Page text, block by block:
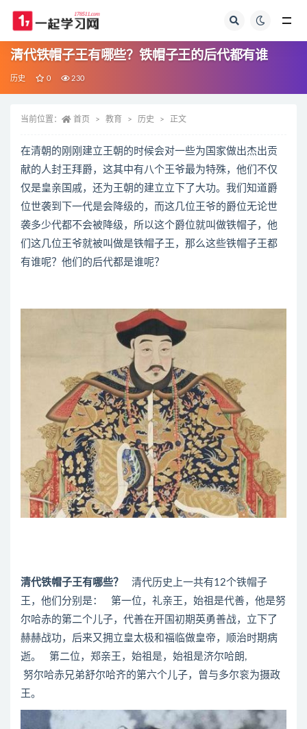
清代铁帽子王有哪些？铁帽子王的后代都有谁
历史 0 230
当前位置： 首页 教育 历史 正文
在清朝的刚刚建立王朝的时候会对一些为国家做出杰出贡
献的人封王拜爵，这其中有八个王爷最为特殊，他们不仅
仅是皇亲国戚，还为王朝的建立立下了大功。我们知道爵
位世袭到下一代是会降级的，而这几位王爷的爵位无论世
袭多少代都不会被降级，所以这个爵位就叫做铁帽子，他
们这几位王爷就被叫做是铁帽子王，那么这些铁帽子王都
有谁呢？他们的后代都是谁呢？
清代铁帽子王有哪些？
清代历史上一共有12个铁帽子
王，他们分别是： 第一位，礼亲王，始祖是代善，他是努
尔哈赤的第二个儿子，代善在开国初期英勇善战，立下了
赫赫战功，后来又拥立皇太极和福临做皇帝，顺治时期病
逝。 第二位，郑亲王，始祖是，始祖是济尔哈朗,
努尔哈赤兄弟舒尔哈齐的第六个儿子，曾与多尔衮为摄政
王。